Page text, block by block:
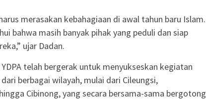
merasakan kebahagiaan di awal tahun baru Islam.
bahwa masih banyak pihak yang peduli dan siap
ujar Dadan.
telah bergerak untuk menyukseskan kegiatan
berbagai wilayah, mulai dari Cileungsi,
Cibinong, yang secara bersama-sama bergotong